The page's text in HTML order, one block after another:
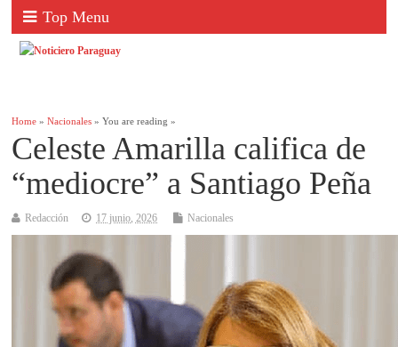
Top Menu
Home »Nacionales » You are reading »
Celeste Amarilla califica de
“mediocre” a Santiago Peña
Redacción 17 junio, 2026 Nacionales